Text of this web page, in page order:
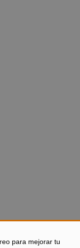
para mejorar tu